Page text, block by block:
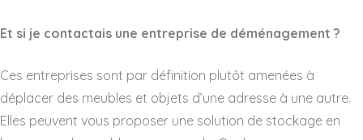
Et si je contactais une entreprise de déménagement ?
Ces entreprises sont par définition plutôt amenées à
déplacer des meubles et objets d’une adresse à une autre.
Elles peuvent vous proposer une solution de stockage en